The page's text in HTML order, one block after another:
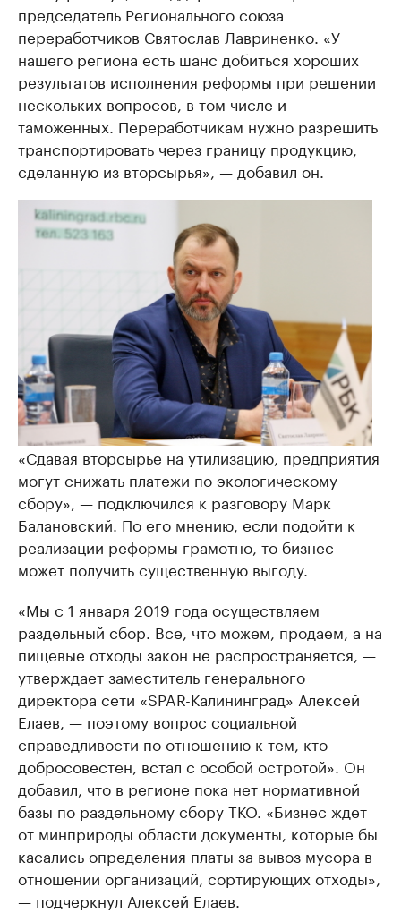
председатель Регионального союза
переработчиков Святослав Лавриненко. «У
нашего региона есть шанс добиться хороших
результатов исполнения реформы при решении
нескольких вопросов, в том числе и
таможенных. Переработчикам нужно разрешить
транспортировать через границу продукцию,
сделанную из вторсырья», — добавил он.
«Сдавая вторсырье на утилизацию, предприятия
могут снижать платежи по экологическому
сбору», — подключился к разговору Марк
Балановский. По его мнению, если подойти к
реализации реформы грамотно, то бизнес
может получить существенную выгоду.
«Мы с 1 января 2019 года осуществляем
раздельный сбор. Все, что можем, продаем, а на
пищевые отходы закон не распространяется, —
утверждает заместитель генерального
директора сети «SPAR-Калининград» Алексей
Елаев, — поэтому вопрос социальной
справедливости по отношению к тем, кто
добросовестен, встал с особой остротой». Он
добавил, что в регионе пока нет нормативной
базы по раздельному сбору ТКО. «Бизнес ждет
от минприроды области документы, которые бы
касались определения платы за вывоз мусора в
отношении организаций, сортирующих отходы»,
— подчеркнул Алексей Елаев.